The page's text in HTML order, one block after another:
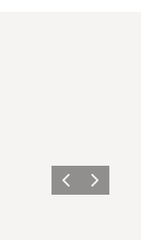
ForrigeNæste